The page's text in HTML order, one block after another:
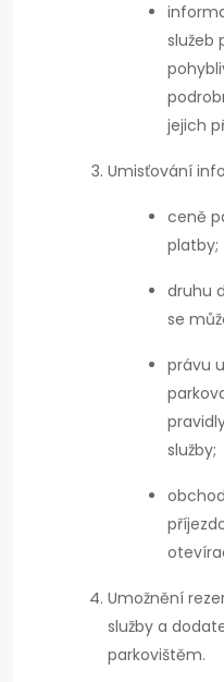
služeb
jejich
Umisťování
ceně
platby;
druhu
se
právu
služby;
Umožnění
služby a
parkovištěm.